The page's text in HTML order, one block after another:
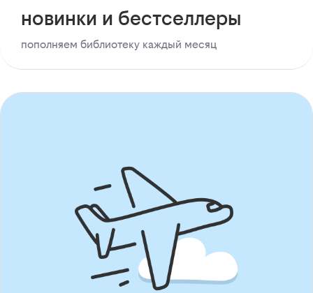
новинки и бестселлеры
пополняем библиотеку каждый месяц